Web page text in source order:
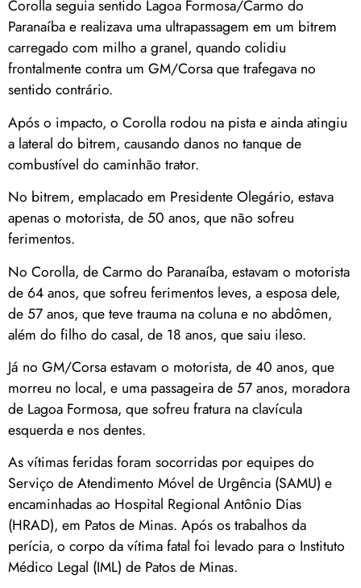
Corolla seguia sentido Lagoa Formosa/Carmo do
Paranaíba e realizava uma ultrapassagem em um bitrem
carregado com milho a granel, quando colidiu
frontalmente contra um GM/Corsa que trafegava no
sentido contrário.
Após o impacto, o Corolla rodou na pista e ainda atingiu
a lateral do bitrem, causando danos no tanque de
combustível do caminhão trator.
No bitrem, emplacado em Presidente Olegário, estava
apenas o motorista, de 50 anos, que não sofreu
ferimentos.
No Corolla, de Carmo do Paranaíba, estavam o motorista
de 64 anos, que sofreu ferimentos leves, a esposa dele,
de 57 anos, que teve trauma na coluna e no abdômen,
além do filho do casal, de 18 anos, que saiu ileso.
Já no GM/Corsa estavam o motorista, de 40 anos, que
morreu no local, e uma passageira de 57 anos, moradora
de Lagoa Formosa, que sofreu fratura na clavícula
esquerda e nos dentes.
As vítimas feridas foram socorridas por equipes do
Serviço de Atendimento Móvel de Urgência (SAMU) e
encaminhadas ao Hospital Regional Antônio Dias
(HRAD), em Patos de Minas. Após os trabalhos da
perícia, o corpo da vítima fatal foi levado para o Instituto
Médico Legal (IML) de Patos de Minas.